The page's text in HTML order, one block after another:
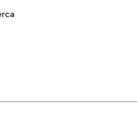
Moda